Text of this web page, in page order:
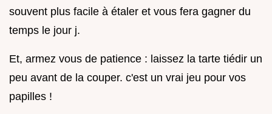
souvent plus facile à étaler et vous fera gagner du
temps le jour j.
Et, armez vous de patience : laissez la tarte tiédir un
peu avant de la couper. c'est un vrai jeu pour vos
papilles !